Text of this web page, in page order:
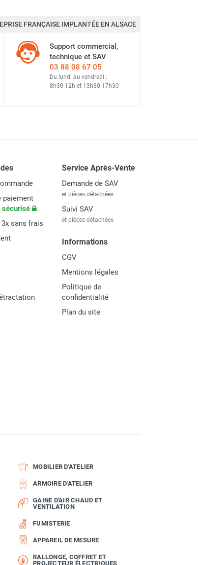
FRANÇAISE IMPLANTÉE EN ALSACE
Support commercial,
technique et SAV
03 88 08 67 05
Du lundi au vendredi :
8h30-12h et 13h30-17h30
paiement
sécurisé
sans frais
Service Après-Vente
Demande de SAV
et pièces détachées
Suivi SAV
et pièces détachées
Informations
CGV
Mentions légales
Politique de
confidentialité
Plan du site
MOBILIER D'ATELIER
ARMOIRE D'ATELIER
GAINE D'AIR CHAUD ET
VENTILATION
FUMISTERIE
APPAREIL DE MESURE
RALLONGE, COFFRET ET
PROJECTEUR ÉLECTRIQUES